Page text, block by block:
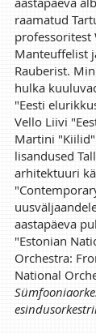
raamatud
professoritest
Manteuffelist
Rauberist.
hulka
"Eesti
Vello Liivi
Martini
lisandused
arhitektuuri
aastapäeva
"Estonian
Orchestra:
National